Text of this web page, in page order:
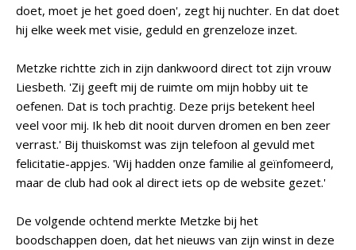
doet, moet je het goed doen', zegt hij nuchter. En dat doet
hij elke week met visie, geduld en grenzeloze inzet.
Metzke richtte zich in zijn dankwoord direct tot zijn vrouw
Liesbeth. 'Zij geeft mij de ruimte om mijn hobby uit te
oefenen. Dat is toch prachtig. Deze prijs betekent heel
veel voor mij. Ik heb dit nooit durven dromen en ben zeer
verrast.' Bij thuiskomst was zijn telefoon al gevuld met
felicitatie-appjes. 'Wij hadden onze familie al geïnfomeerd,
maar de club had ook al direct iets op de website gezet.'
De volgende ochtend merkte Metzke bij het
boodschappen doen, dat het nieuws van zijn winst in deze